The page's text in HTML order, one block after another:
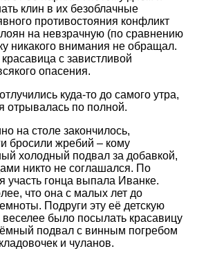
клин в их безоблачные
противостояния конфликт
на невзрачную (по сравнению
никакого внимания не обращал.
с завистливой
опасения.
куда-то до самого утра,
отрывалась по полной.
на столе закончилось,
бросили жребий – кому
холодный подвал за добавкой,
никто не соглашался. По
участь гонца выпала Иванке.
что она с малых лет до
Подруги эту её детскую
было посылать красавицу
подвал с винным погребом
и чуланов.